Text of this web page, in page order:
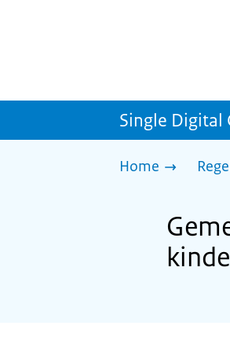
Single Digital
Home